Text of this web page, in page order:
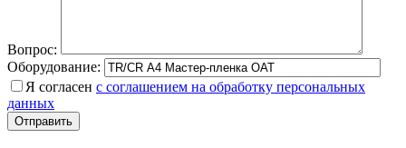
Вопрос:
Оборудование:
Я согласен с соглашением на обработку персональных
данных